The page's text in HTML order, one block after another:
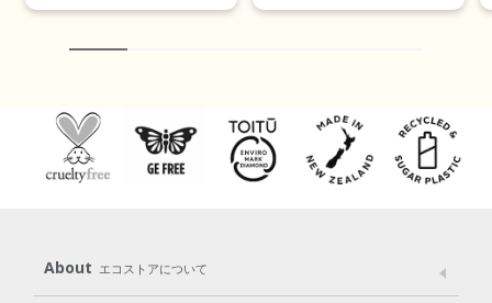
About エコストアについて